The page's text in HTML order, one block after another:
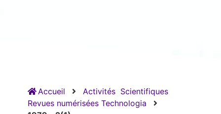
Accueil Activités Scientifiques
Revues numérisées Technologia